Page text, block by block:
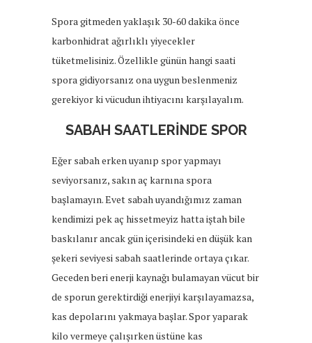
Spora gitmeden yaklaşık 30-60 dakika önce
karbonhidrat ağırlıklı yiyecekler
tüketmelisiniz. Özellikle günün hangi saati
spora gidiyorsanız ona uygun beslenmeniz
gerekiyor ki vücudun ihtiyacını karşılayalım.
SABAH SAATLERİNDE SPOR
Eğer sabah erken uyanıp spor yapmayı
seviyorsanız, sakın aç karnına spora
başlamayın. Evet sabah uyandığımız zaman
kendimizi pek aç hissetmeyiz hatta iştah bile
baskılanır ancak gün içerisindeki en düşük kan
şekeri seviyesi sabah saatlerinde ortaya çıkar.
Geceden beri enerji kaynağı bulamayan vücut bir
de sporun gerektirdiği enerjiyi karşılayamazsa,
kas depolarını yakmaya başlar. Spor yaparak
kilo vermeye çalışırken üstüne kas